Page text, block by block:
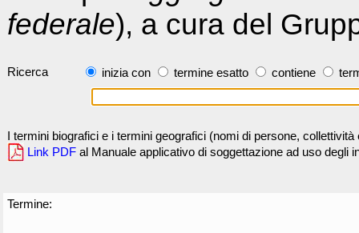
federale), a cura del
Ricerca inizia con termine esatto contiene
I termini biografici e i termini geografici (nomi di persone,
Link PDF al Manuale applicativo di soggettazione ad uso degli
Termine: